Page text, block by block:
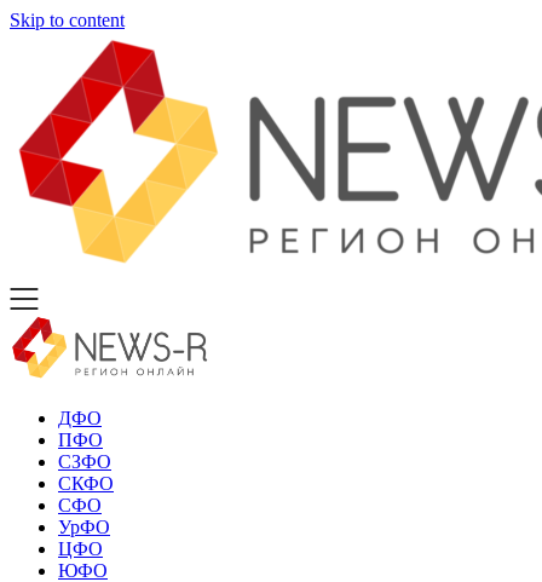
Skip to content
ДФО
ПФО
СЗФО
СКФО
СФО
УрФО
ЦФО
ЮФО